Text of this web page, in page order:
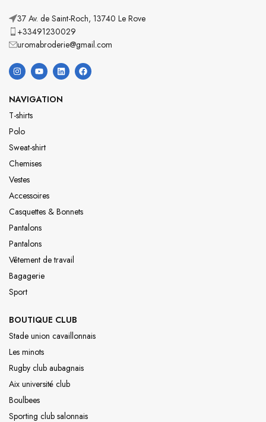
37 Av. de Saint-Roch, 13740 Le Rove
+33491230029
uromabroderie@gmail.com
NAVIGATION
T-shirts
Polo
Sweat-shirt
Chemises
Vestes
Accessoires
Casquettes & Bonnets
Pantalons
Pantalons
Vêtement de travail
Bagagerie
Sport
BOUTIQUE CLUB
Stade union cavaillonnais
Les minots
Rugby club aubagnais
Aix université club
Boulbees
Sporting club salonnais